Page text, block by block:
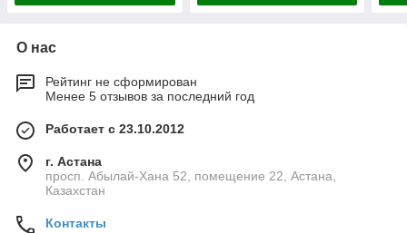
О нас
Рейтинг не сформирован
Менее 5 отзывов за последний год
Работает с 23.10.2012
г. Астана
просп. Абылай-Хана 52, помещение 22, Астана,
Казахстан
Контакты